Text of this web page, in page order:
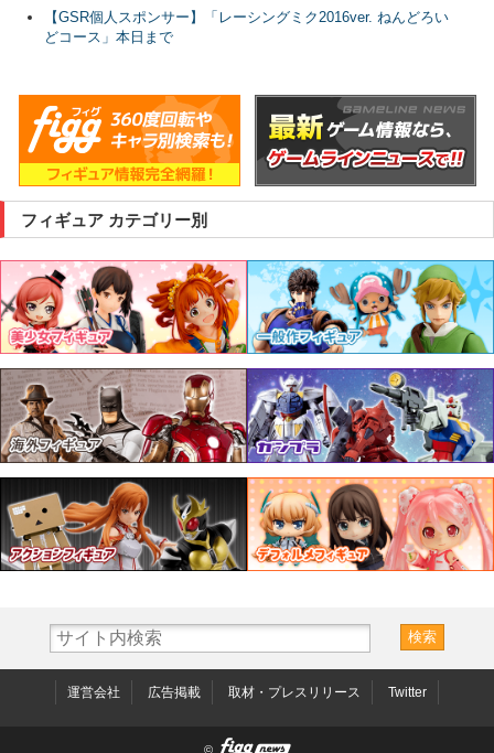
【GSR個人スポンサー】「レーシングミク2016ver. ねんどろい
どコース」本日まで
フィギュア カテゴリー別
運営会社 広告掲載 取材・プレスリリース Twitter
©